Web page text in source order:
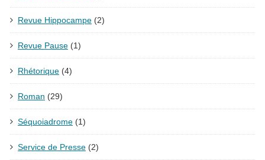
Revue Hippocampe (2)
Revue Pause (1)
Rhétorique (4)
Roman (29)
Séquoiadrome (1)
Service de Presse (2)